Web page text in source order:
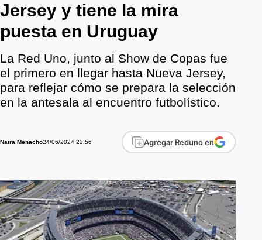
Jersey y tiene la mira
puesta en Uruguay
La Red Uno, junto al Show de Copas fue
el primero en llegar hasta Nueva Jersey,
para reflejar cómo se prepara la selección
en la antesala al encuentro futbolístico.
Naira Menacho24/06/2024 22:56 Agregar Reduno en